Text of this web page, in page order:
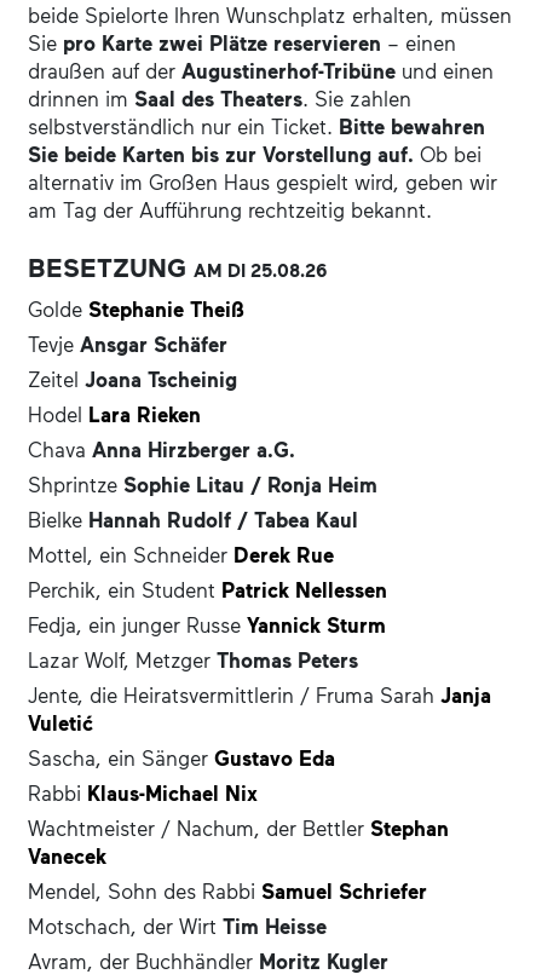
beide Spielorte Ihren Wunschplatz erhalten, müssen
Sie pro Karte zwei Plätze reservieren – einen
draußen auf derAugustinerhof-Tribüne und einen
drinnen im Saal des Theaters. Sie zahlen
selbstverständlich nur ein Ticket. Bitte bewahren
Sie beide Karten bis zur Vorstellung auf. Ob bei
alternativ im Großen Haus gespielt wird, geben wir
am Tag der Aufführung rechtzeitig bekannt.
BESETZUNGAM DI25.08.26
Golde Stephanie Theiß
Tevje Ansgar Schäfer
Zeitel Joana Tscheinig
Hodel Lara Rieken
Chava Anna Hirzberger a.G.
Shprintze Sophie Litau / Ronja Heim
Bielke Hannah Rudolf / Tabea Kaul
Mottel, ein Schneider Derek Rue
Perchik, ein Student Patrick Nellessen
Fedja, ein junger Russe Yannick Sturm
Lazar Wolf, Metzger Thomas Peters
Jente, die Heiratsvermittlerin / Fruma Sarah Janja
Vuletić
Sascha, ein Sänger Gustavo Eda
Rabbi Klaus-Michael Nix
Wachtmeister / Nachum, der Bettler Stephan
Vanecek
Mendel, Sohn des Rabbi Samuel Schriefer
Motschach, der Wirt Tim Heisse
Avram, der Buchhändler Moritz Kugler